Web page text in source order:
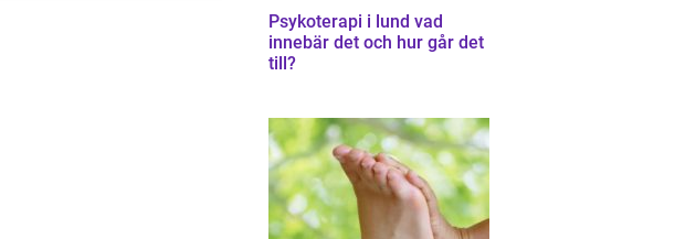
Psykoterapi i lund vad
innebär det och hur går det
till?